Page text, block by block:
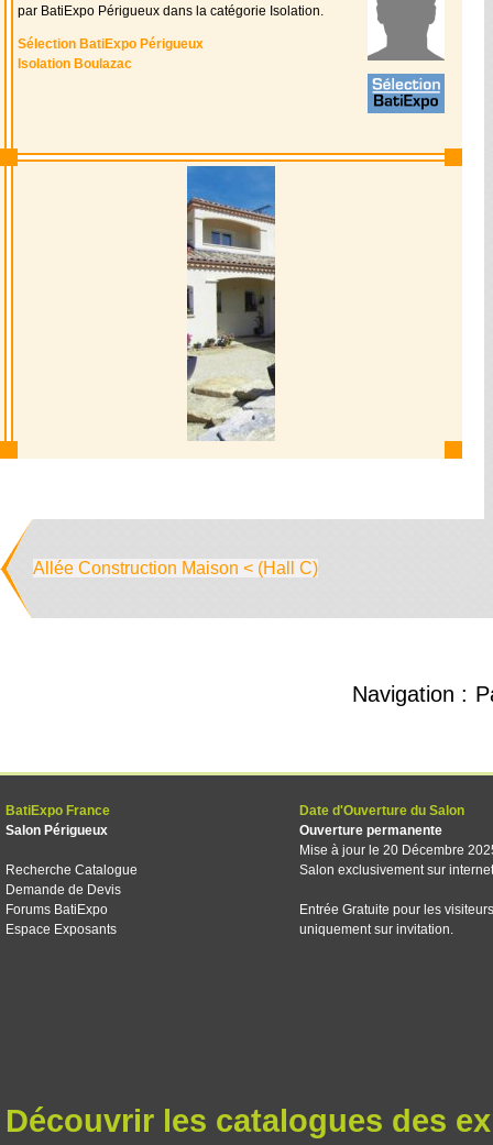
par BatiExpo Périgueux dans la catégorie Isolation.
Sélection BatiExpo Périgueux
Isolation Boulazac
Allée Construction Maison < (Hall C)
Navigation :
BatiExpo France
Salon Périgueux
Recherche Catalogue
Demande de Devis
Forums BatiExpo
Espace Exposants
Date d'Ouverture du Salon
Ouverture permanente
Mise à jour le 20 Décembre
Salon exclusivement sur internet
Entrée Gratuite pour les visiteurs
uniquement sur invitation.
Découvrir les catalogues des